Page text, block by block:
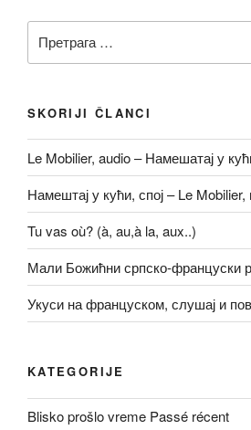
за:
SKORIJI ČLANCI
Le Mobilier, audio – Намешатај у
Намештај у кући, спој – Le Mobilier,
Tu vas où? (à, au,à la, aux..)
Мали Божићни српско-француски
Укуси на француском, слушај и
KATEGORIJE
Blisko prošlo vreme Passé récent